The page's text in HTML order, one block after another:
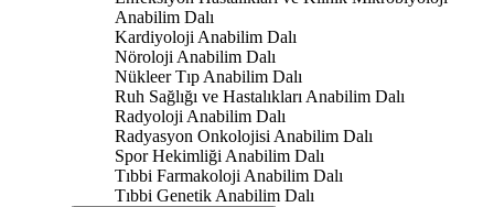
Anabilim Dalı
Kardiyoloji Anabilim Dalı
Nöroloji Anabilim Dalı
Nükleer Tıp Anabilim Dalı
Ruh Sağlığı ve Hastalıkları Anabilim Dalı
Radyoloji Anabilim Dalı
Radyasyon Onkolojisi Anabilim Dalı
Spor Hekimliği Anabilim Dalı
Tıbbi Farmakoloji Anabilim Dalı
Tıbbi Genetik Anabilim Dalı